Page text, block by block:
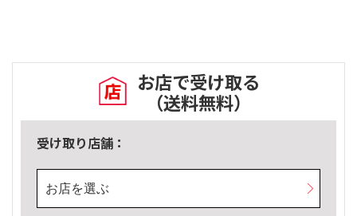
お店で受け取る
（送料無料）
受け取り店舗：
お店を選ぶ